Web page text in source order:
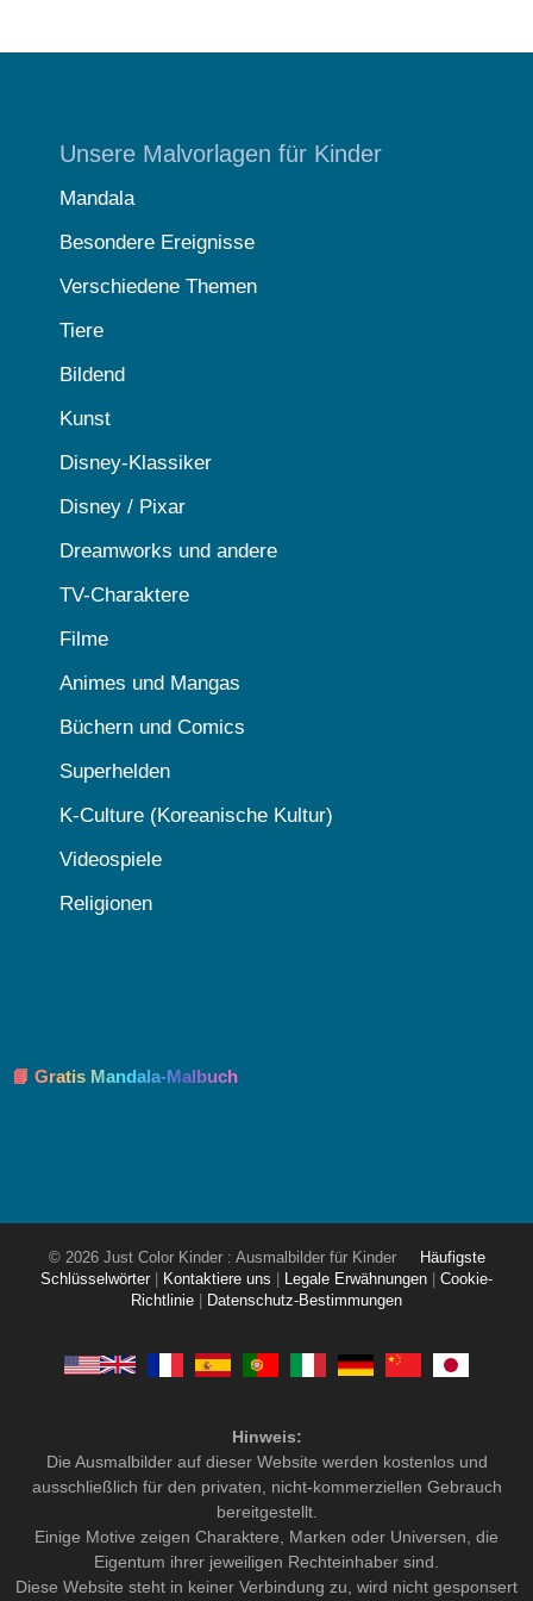
Unsere Malvorlagen für Kinder
Mandala
Besondere Ereignisse
Verschiedene Themen
Tiere
Bildend
Kunst
Disney-Klassiker
Disney / Pixar
Dreamworks und andere
TV-Charaktere
Filme
Animes und Mangas
Büchern und Comics
Superhelden
K-Culture (Koreanische Kultur)
Videospiele
Religionen
📘 Gratis Mandala-Malbuch
© 2026 Just Color Kinder : Ausmalbilder für Kinder
Häufigste
Schlüsselwörter
Kontaktiere uns Legale Erwähnungen
Cookie-
Richtlinie
Datenschutz-Bestimmungen
Hinweis:
Die Ausmalbilder auf dieser Website werden kostenlos und
ausschließlich für den privaten, nicht-kommerziellen Gebrauch
bereitgestellt.
Einige Motive zeigen Charaktere, Marken oder Universen, die
Eigentum ihrer jeweiligen Rechteinhaber sind.
Diese Website steht in keiner Verbindung zu, wird nicht gesponsert